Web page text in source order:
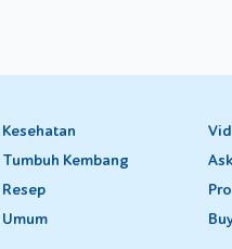
Kesehatan
Tumbuh Kembang
Resep
Umum